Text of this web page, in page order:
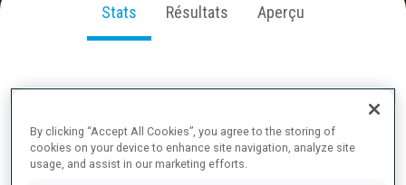
Stats Résultats Aperçu
By clicking “Accept All Cookies”, you agree to the storing of
cookies on your device to enhance site navigation, analyze site
usage, and assist in our marketing efforts.